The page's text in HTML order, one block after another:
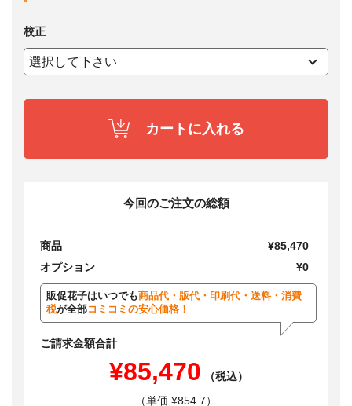
校正
カートに入れる
今回のご注文の総額
商品
¥85,470
オプション
¥0
販促花子はいつでも商品代・版代・印刷代・送料・消費
税が全部コミコミの安心価格！
ご請求金額合計
¥85,470
（税込）
（単価 ¥854.7）